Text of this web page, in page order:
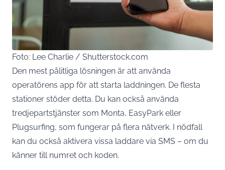
Foto: Lee Charlie / Shutterstock.com
Den mest pålitliga lösningen är att använda
operatörens app för att starta laddningen. De flesta
stationer stöder detta. Du kan också använda
tredjepartstjänster som Monta, EasyPark eller
Plugsurfing, som fungerar på flera nätverk. I nödfall
kan du också aktivera vissa laddare via SMS – om du
känner till numret och koden.